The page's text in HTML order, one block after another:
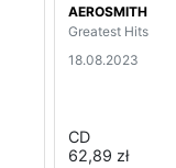
AEROSMITH
Greatest Hits
18.08.2023
CD
62,89 zł